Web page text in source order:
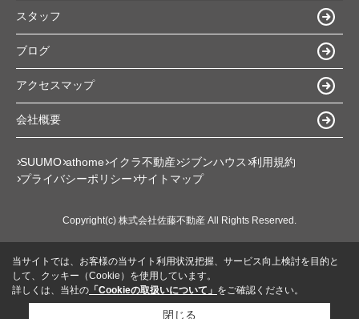
スタッフ
ブログ
アクセスマップ
会社概要
SUUMO athome イクラ不動産 ジブンハウス 利用規約
プライバシーポリシー サイトマップ
Copyright(c) 株式会社佐藤不動産 All Rights Reserved.
当サイトでは、お客様の当サイト利用状況把握、サービス向上検討を目的と
して、クッキー（Cookie）を使用しています。
詳しくは、当社の 「Cookieの取扱いについて」 をご確認ください。
閉じる